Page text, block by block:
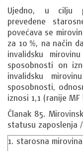
Ujedno, u cilju
prevedene
povećava se
za 10 %, na način
invalidsku
sposobnosti on
invalidsku
sposobnosti,
iznosi 1,1 (ranije MF
Članak 85.
statusu zaposlenja
1. starosna mirovina